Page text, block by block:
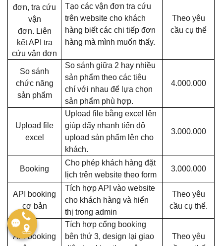
đơn, tra cứu
vận
đơn. Liên
kết API tra
cứu vận đơn
Tạo các vận đơn tra cứu
trên website cho khách
hàng biết các chi tiếp đơn
hàng mà mình muốn thấy.
Theo yêu
cầu cụ thể
So sánh
chức năng
sản phẩm
So sánh giữa 2 hay nhiều
sản phẩm theo các tiêu
chí với nhau để lựa chọn
sản phẩm phù hợp.
4.000.000
Upload file
excel
Upload file bằng excel lên
giúp đẩy nhanh tiến độ
upload sản phẩm lên cho
khách.
3.000.000
Booking
Cho phép khách hàng đặt
lịch trên website theo form
3.000.000
API booking
cơ bản
Tích hợp API vào website
cho khách hàng và hiển
thị trong admin
Theo yêu
cầu cụ thể.
API booking
Tích hợp cổng booking
bên thứ 3, design lại giao
Theo yêu